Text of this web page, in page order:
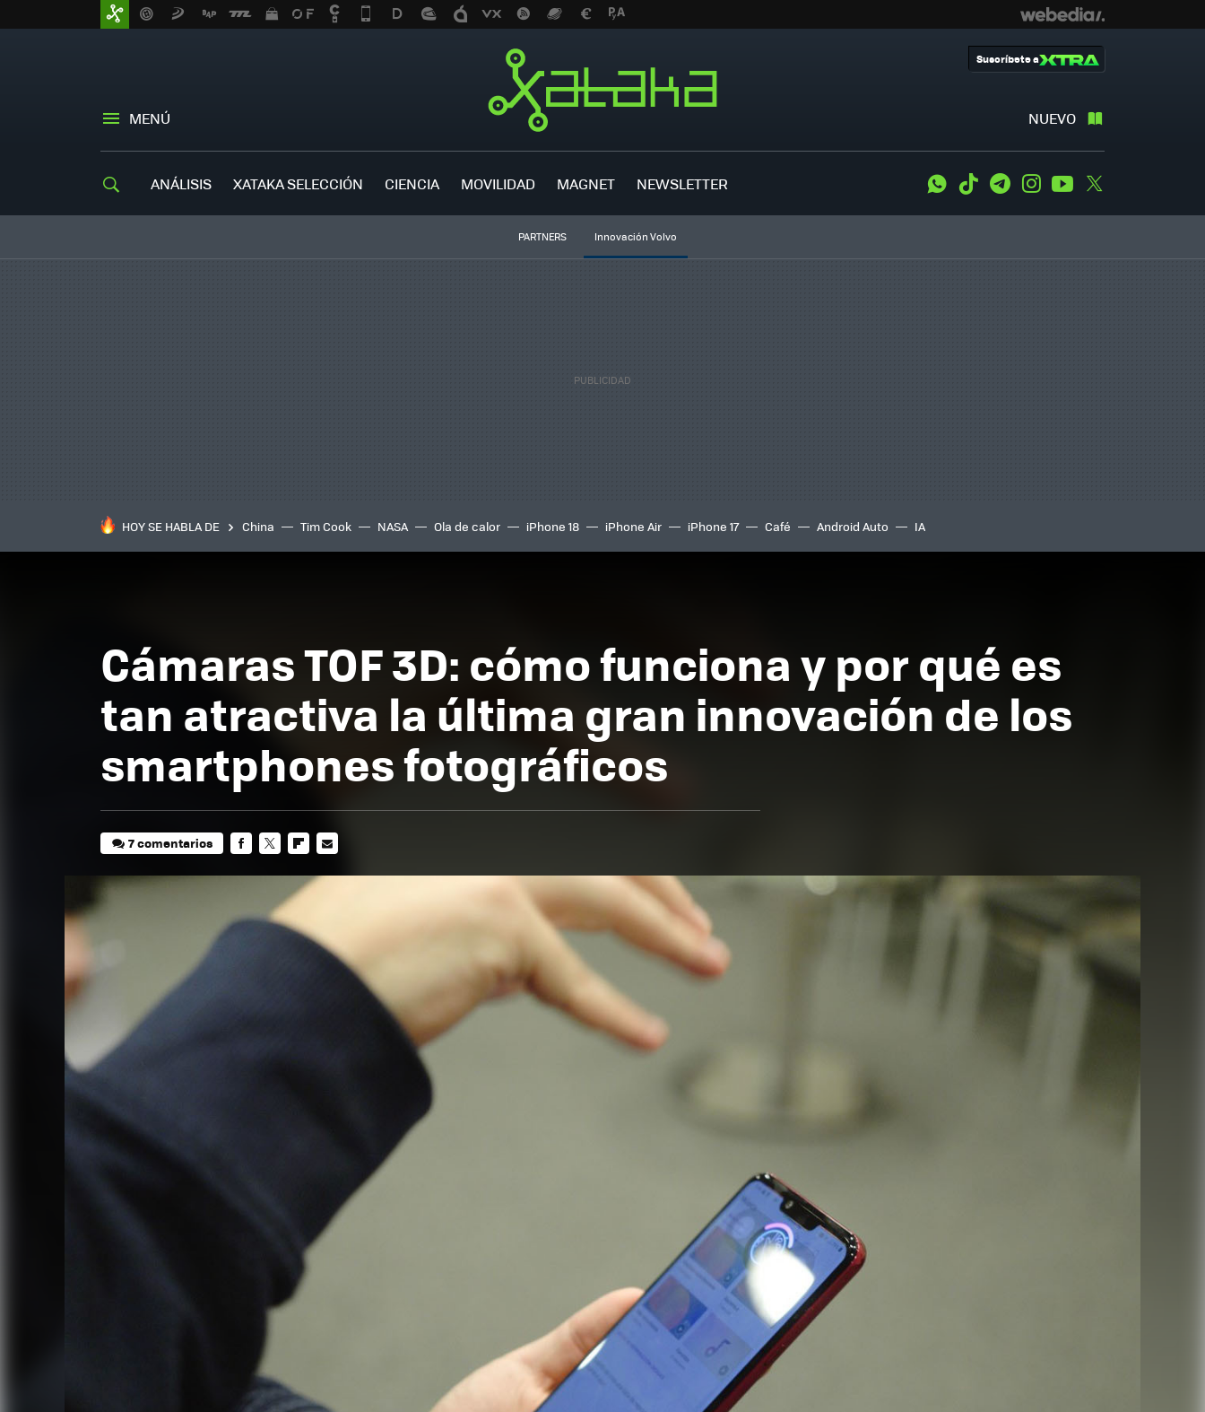
MENÚ NUEVO
Suscríbete a
ANÁLISIS XATAKA SELECCIÓN CIENCIA MOVILIDAD MAGNET NEWSLETTER WhatsApp
Tiktok TelegramInstagramYoutube
PARTNERS Innovación Volvo
HOY SE HABLA DE China Tim Cook NASA Ola de calor iPhone 18 iPhone Air iPhone 17 Café Android Auto IA
Cámaras TOF 3D: cómo funciona y por qué es
tan atractiva la última gran innovación de los
smartphones fotográficos
7 comentarios
MAIL